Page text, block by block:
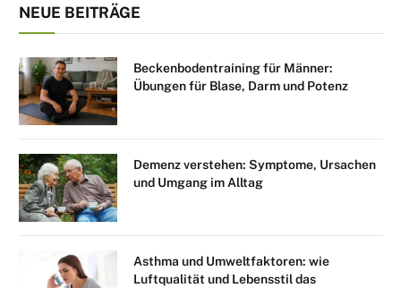
NEUE BEITRÄGE
Beckenbodentraining für Männer:
Übungen für Blase, Darm und Potenz
Demenz verstehen: Symptome, Ursachen
und Umgang im Alltag
Asthma und Umweltfaktoren: wie
Luftqualität und Lebensstil das